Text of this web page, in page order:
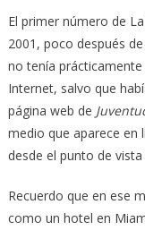
El primer número de
2001, poco después
no tenía
Internet, salvo que
página web de
medio que aparece en
desde el punto de
Recuerdo que en ese
como un hotel en